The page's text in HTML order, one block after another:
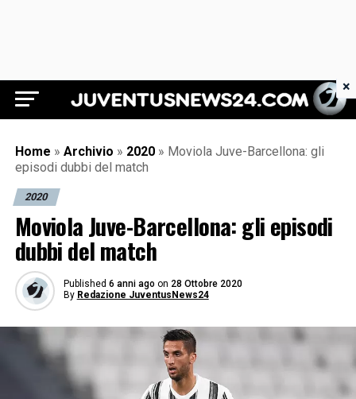
Juventus News 24
Home » Archivio » 2020 » Moviola Juve-Barcellona: gli
episodi dubbi del match
2020
Moviola Juve-Barcellona: gli episodi
dubbi del match
Published 6 anni ago on 28 Ottobre 2020
By Redazione JuventusNews24
×